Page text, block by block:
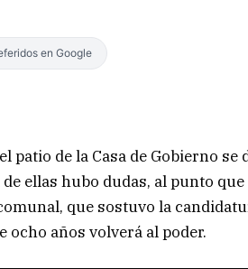
en Google
patio de la Casa de Gobierno se
ellas hubo dudas, al punto
que sostuvo la
años volverá al poder.